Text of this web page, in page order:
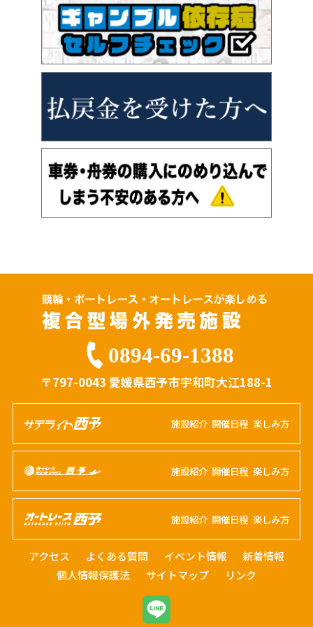
0894-69-1388
〒797-0043 愛媛県西予市宇和町大江188-1
施設紹介 開催日程 楽しみ方
施設紹介 開催日程 楽しみ方
施設紹介 開催日程 楽しみ方
アクセス よくある質問 イベント情報
新着情報
個人情報保護法
サイトマップ リンク